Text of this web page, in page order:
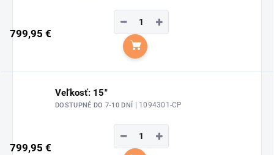
799,95 €
+
−
Do košíka
Veľkosť: 15"
DOSTUPNÉ DO 7-10 DNÍ | 1094301-CP
799,95 €
+
−